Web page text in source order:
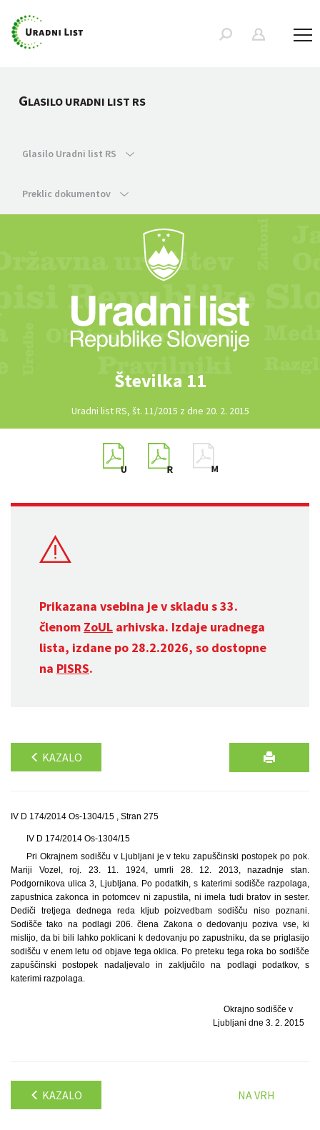
GLASILO URADNI LIST RS
Glasilo Uradni list RS
Preklic dokumentov
Številka 11
Uradni list RS, št. 11/2015 z dne 20. 2. 2015
Prikazana vsebina je v skladu s 33.
členom ZoUL arhivska. Izdaje uradnega
lista, izdane po 28.2.2026, so dostopne
na PISRS.
KAZALO
IV D 174/2014 Os-1304/15 , Stran 275
IV D 174/2014 Os-1304/15
Pri Okrajnem sodišču v Ljubljani je v teku zapuščinski postopek po pok.
Mariji Vozel, roj. 23. 11. 1924, umrli 28. 12. 2013, nazadnje stan.
Podgornikova ulica 3, Ljubljana. Po podatkih, s katerimi sodišče razpolaga,
zapustnica zakonca in potomcev ni zapustila, ni imela tudi bratov in sester.
Dediči tretjega dednega reda kljub poizvedbam sodišču niso poznani.
Sodišče tako na podlagi 206. člena Zakona o dedovanju poziva vse, ki
mislijo, da bi bili lahko poklicani k dedovanju po zapustniku, da se priglasijo
sodišču v enem letu od objave tega oklica. Po preteku tega roka bo sodišče
zapuščinski postopek nadaljevalo in zaključilo na podlagi podatkov, s
katerimi razpolaga.
Okrajno sodišče v
Ljubljani dne 3. 2. 2015
KAZALO NA VRH